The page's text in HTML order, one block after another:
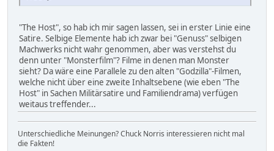
"The Host", so hab ich mir sagen lassen, sei in erster Linie eine
Satire. Selbige Elemente hab ich zwar bei "Genuss" selbigen
Machwerks nicht wahr genommen, aber was verstehst du
denn unter "Monsterfilm"? Filme in denen man Monster
sieht? Da wäre eine Parallele zu den alten "Godzilla"-Filmen,
welche nicht über eine zweite Inhaltsebene (wie eben "The
Host" in Sachen Militärsatire und Familiendrama) verfügen
weitaus treffender...
Unterschiedliche Meinungen? Chuck Norris interessieren nicht mal
die Fakten!